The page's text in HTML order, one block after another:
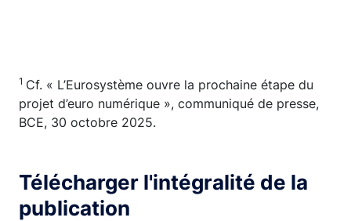
1 Cf. « L’Eurosystème ouvre la prochaine étape du
projet d’euro numérique », communiqué de presse,
BCE, 30 octobre 2025.
Télécharger l'intégralité de la
publication